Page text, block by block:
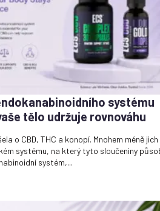
systému
tělo udržuje rovnováhu
o CBD, THC a konopí. Mnohem méně
systému, na který tyto sloučeniny
systém,...